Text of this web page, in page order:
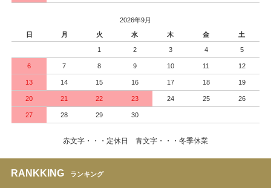
2026年9月
日
月 火 水 木 金 土
1 2 3 4 5
6 7 8 9 10 11 12
13 14 15 16 17 18 19
20 21 22 23 24 25 26
27 28 29 30
赤文字・・・定休日 青文字・・・冬季休業
RANKKING ランキング